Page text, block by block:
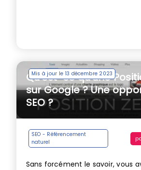
Mis à jour le 13 décembre 2023
Qu’est-ce qu’une
sur Google ? Une
SEO ?
SEO - Référencement
naturel
Sans forcément le savoir, vous